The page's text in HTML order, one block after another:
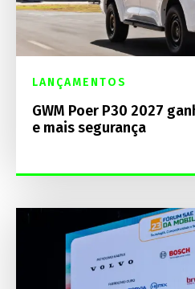
LANÇAMENTOS
GWM Poer P30 2027
e mais segurança